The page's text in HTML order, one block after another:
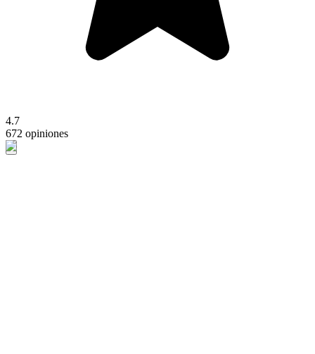
4.7
672 opiniones